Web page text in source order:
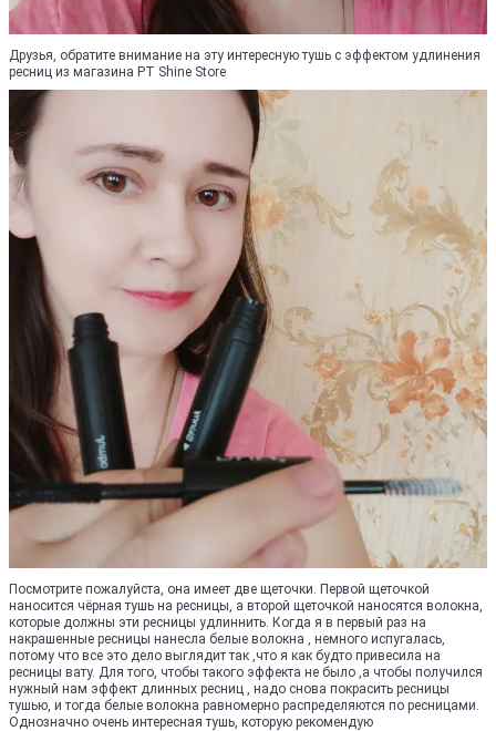
Друзья, обратите внимание на эту интересную тушь с эффектом удлинения
ресниц из магазина PT Shine Store
Посмотрите пожалуйста, она имеет две щеточки. Первой щеточкой
наносится чёрная тушь на ресницы, а второй щеточкой наносятся волокна,
которые должны эти ресницы удлиннить. Когда я в первый раз на
накрашенные ресницы нанесла белые волокна , немного испугалась,
потому что все это дело выглядит так ,что я как будто привесила на
ресницы вату. Для того, чтобы такого эффекта не было ,а чтобы получился
нужный нам эффект длинных ресниц , надо снова покрасить ресницы
тушью, и тогда белые волокна равномерно распределяются по ресницами.
Однозначно очень интересная тушь, которую рекомендую